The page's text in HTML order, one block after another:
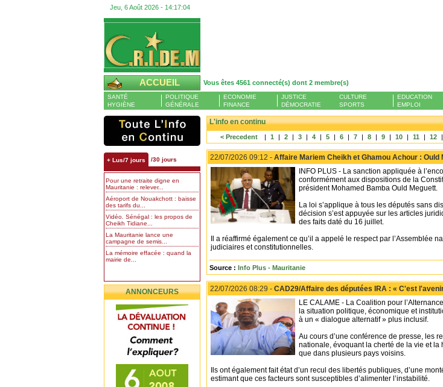
Jeu, 6 Août 2026 - 14:17:05
ACCUEIL Vous êtes 4561 connecté(s) dont 2 membre(s)
SANTÉ
HYGIÈNE
POLITIQUE
GÉNÉRALE
ECONOMIE
FINANCE
JUSTICE
DÉMOCRATIE
CULTURE
SPORTS
EDUCATION
EMPLOI
+ Lus/7 jours /30 jours
Pour une retraite digne en
Mauritanie : relever...
Aéroport de Nouakchott : baisse
des tarifs du...
Vidéo. Sénégal : les propos de
Cheikh Tidiane...
La Mauritanie lance une
campagne de semis...
La mémoire effacée : quand la
mairie de...
ANNONCEURS
L'info en continu
< Precedent | 1 | 2 | 3 | 4 | 5 | 6 | 7 | 8 | 9 | 10 | 11 | 12 |
22/07/2026 09:12 - Affaire Mariem Cheikh et Ghamou Achour :
INFO PLUS - La sanction appliquée à
conformément aux dispositions de la
président Mohamed Bamba Ould Meguett.
La loi s’applique à tous les députés sans
décision s’est appuyée sur les articles
des faits daté du 16 juillet.
Il a réaffirmé également ce qu’il a appelé le respect par
judiciaires et constitutionnelles.
Source : Info Plus - Mauritanie
22/07/2026 08:29 - CAD29/Affaire des députées IRA : « C'est
LE CALAME - La Coalition pour
la situation politique, économique et
à un « dialogue alternatif » plus inclusif.
Au cours d’une conférence de presse, les
nationale, évoquant la cherté de la vie et
que dans plusieurs pays voisins.
Ils ont également fait état d’un recul des libertés publiques, d’une
estimant que ces facteurs sont susceptibles d’alimenter l’instabilité.